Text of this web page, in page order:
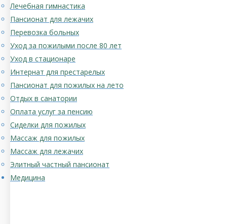
Лечебная гимнастика
Пансионат для лежачих
Перевозка больных
Уход за пожилыми после 80 лет
Уход в стационаре
Интернат для престарелых
Пансионат для пожилых на лето
Отдых в санатории
Оплата услуг за пенсию
Сиделки для пожилых
Массаж для пожилых
Массаж для лежачих
Элитный частный пансионат
Медицина